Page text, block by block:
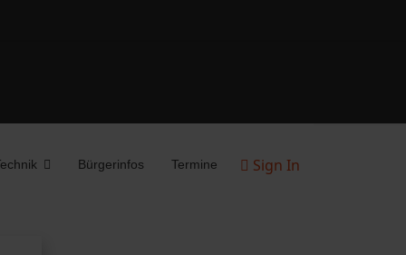
Bürgerinfos Termine Sign In